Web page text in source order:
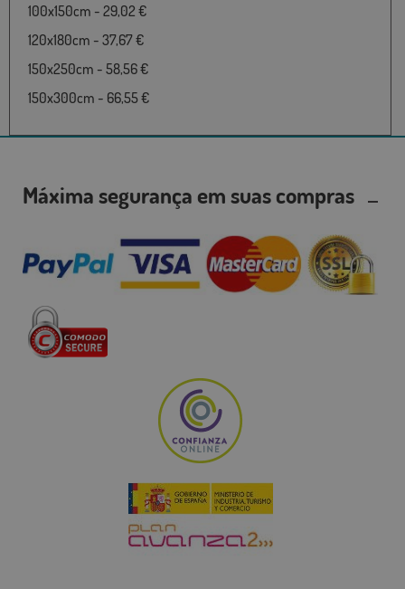
100x150cm - 29,02 €
120x180cm - 37,67 €
150x250cm - 58,56 €
150x300cm - 66,55 €
Máxima segurança em suas compras